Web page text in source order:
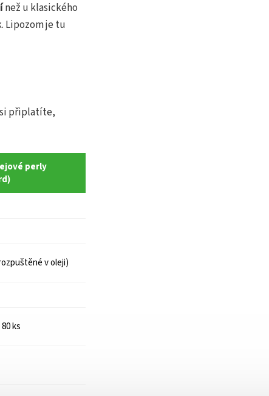
než u klasického
Lipozom je tu
si připlatíte,
perly
v oleji)
ks